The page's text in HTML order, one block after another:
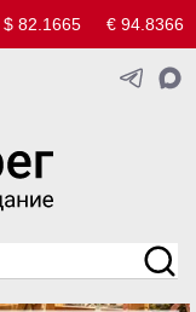
$ 82.1665 € 94.8366